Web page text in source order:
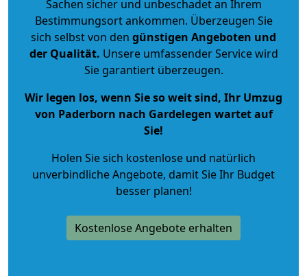
Sachen sicher und unbeschadet an Ihrem
Bestimmungsort ankommen. Überzeugen Sie
sich selbst von den günstigen Angeboten und
der Qualität. Unsere umfassender Service wird
Sie garantiert überzeugen.
Wir legen los, wenn Sie so weit sind, Ihr Umzug
von Paderborn nach Gardelegen wartet auf
Sie!
Holen Sie sich kostenlose und natürlich
unverbindliche Angebote, damit Sie Ihr Budget
besser planen!
Kostenlose Angebote erhalten